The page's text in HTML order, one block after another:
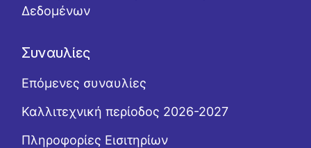
Δεδομένων
Συναυλίες
Επόμενες συναυλίες
Καλλιτεχνική περίοδος 2026-2027
Πληροφορίες Εισιτηρίων